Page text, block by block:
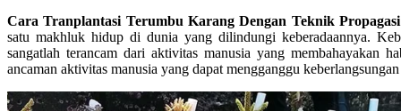
Cara Tranplantasi Terumbu Karang Dengan Teknik
satu makhluk hidup di dunia yang dilindungi keberadaannya.
sangatlah terancam dari aktivitas manusia yang membahayakan
ancaman aktivitas manusia yang dapat mengganggu